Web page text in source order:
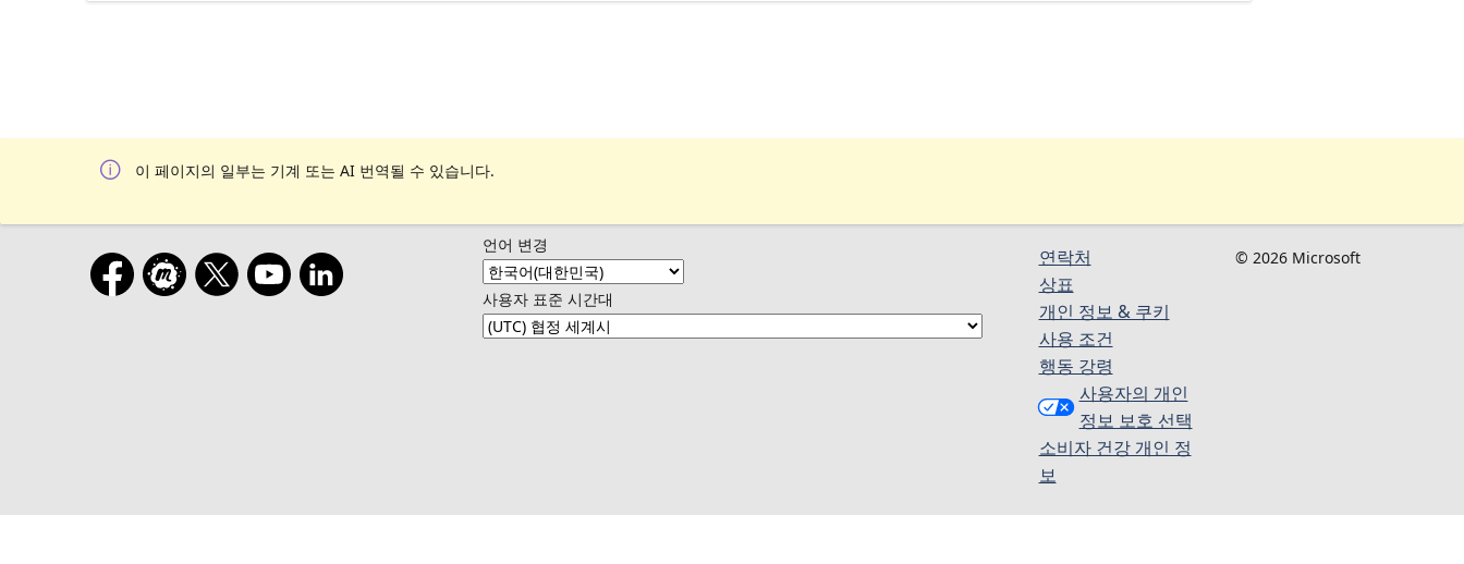
이 페이지의 일부는 기계 또는 AI 번역될 수 있습니다.
언어 변경
사용자 표준 시간대
연락처
상표
개인 정보 & 쿠키
사용 조건
행동 강령
사용자의 개인
정보 보호 선택
소비자 건강 개인 정
보
© 2026 Microsoft